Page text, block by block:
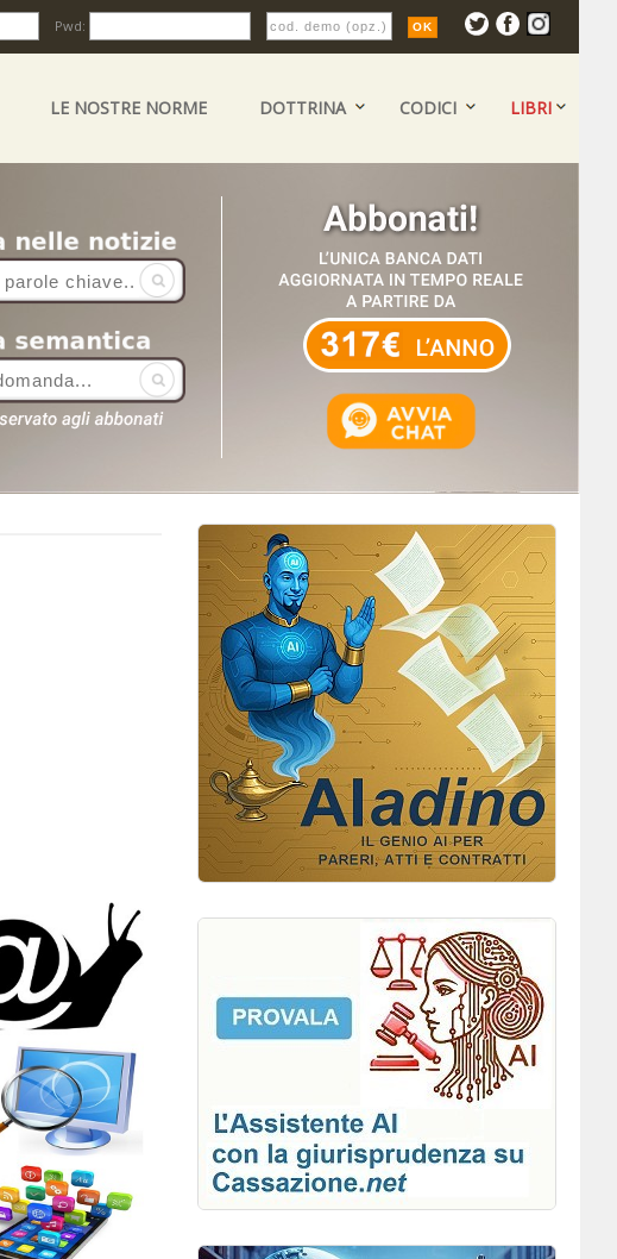
Pwd:
LE NOSTRE NORME DOTTRINA CODICI LIBRI